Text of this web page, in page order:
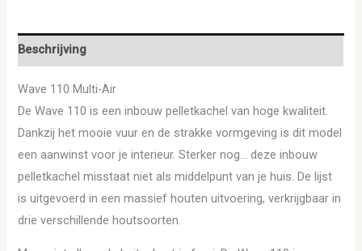
Beschrijving
Wave 110 Multi-Air
De Wave 110 is een inbouw pelletkachel van hoge kwaliteit.
Dankzij het mooie vuur en de strakke vormgeving is dit model
een aanwinst voor je interieur. Sterker nog… deze inbouw
pelletkachel misstaat niet als middelpunt van je huis. De lijst
is uitgevoerd in een massief houten uitvoering, verkrijgbaar in
drie verschillende houtsoorten.